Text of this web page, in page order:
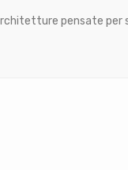
pensate